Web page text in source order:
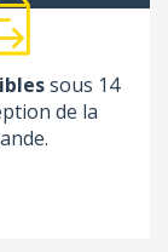
sous 14
de la